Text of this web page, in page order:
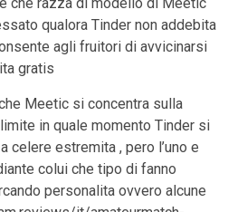
che razza di modello di Meetic
qualora Tinder non addebita
agli fruitori di avvicinarsi
gratis
Meetic si concentra sulla
in quale momento Tinder si
celere estremita , pero l’uno e
colui che tipo di fanno
personalita ovvero alcune